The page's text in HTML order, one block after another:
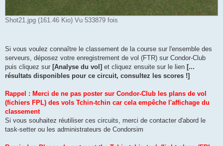
Shot21.jpg (161.46 Kio) Vu 533879 fois
Si vous voulez connaître le classement de la course sur l'ensemble des
serveurs, déposez votre enregistrement de vol (FTR) sur Condor-Club
puis cliquez sur [Analyse du vol] et cliquez ensuite sur le lien [...
résultats disponibles pour ce circuit, consultez les scores !]
Rappel : Merci de ne pas poster sur Condor-Club les plans de vol
(fichiers FPL) des vols Tchin-tchin car cela empêche l'affichage du
classement
Si vous souhaitez réutiliser ces circuits, merci de contacter d'abord le
task-setter ou les administrateurs de Condorsim